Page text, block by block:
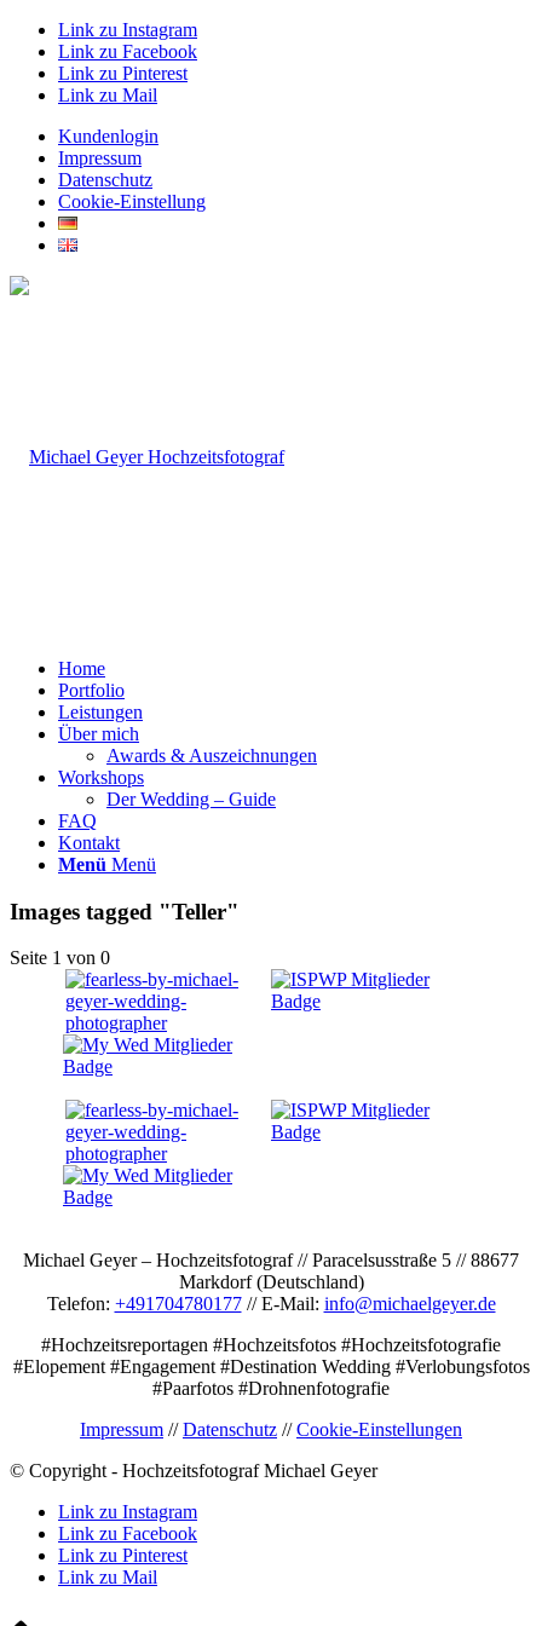
Link zu Instagram
Link zu Facebook
Link zu Pinterest
Link zu Mail
Kundenlogin
Impressum
Datenschutz
Cookie-Einstellung
Home
Portfolio
Leistungen
Über mich
Awards & Auszeichnungen
Workshops
Der Wedding – Guide
FAQ
Kontakt
Menü Menü
Images tagged "Teller"
Seite 1 von 0
Michael Geyer – Hochzeitsfotograf // Paracelsusstraße 5 // 88677
Markdorf (Deutschland)
Telefon: +491704780177// E-Mail: info@michaelgeyer.de
#Hochzeitsreportagen #Hochzeitsfotos #Hochzeitsfotografie
#Elopement #Engagement #Destination Wedding #Verlobungsfotos
#Paarfotos #Drohnenfotografie
Impressum //Datenschutz //Cookie-Einstellungen
© Copyright - Hochzeitsfotograf Michael Geyer
Link zu Instagram
Link zu Facebook
Link zu Pinterest
Link zu Mail